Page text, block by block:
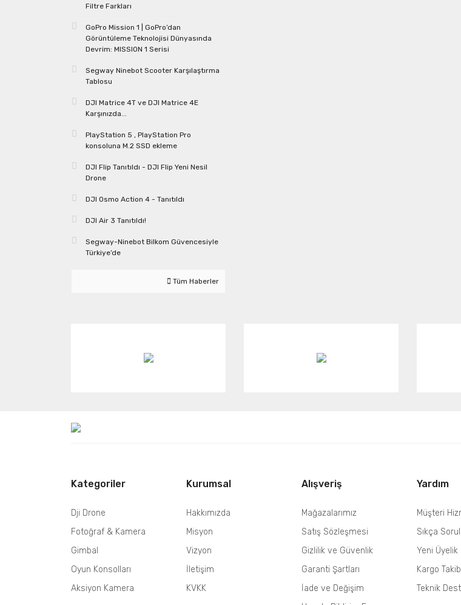
Filtre Farkları
GoPro Mission 1 | GoPro’dan
Görüntüleme Teknolojisi Dünyasında
Devrim: MISSION 1 Serisi
Segway Ninebot Scooter Karşılaştırma
Tablosu
DJI Matrice 4T ve DJI Matrice 4E
Karşınızda...
PlayStation 5 , PlayStation Pro
konsoluna M.2 SSD ekleme
DJI Flip Tanıtıldı - DJI Flip Yeni Nesil
Drone
DJI Osmo Action 4 - Tanıtıldı
DJI Air 3 Tanıtıldı!
Segway-Ninebot Bilkom Güvencesiyle
Türkiye’de
Tüm Haberler
Kategoriler
Dji Drone
Fotoğraf & Kamera
Gimbal
Oyun Konsolları
Aksiyon Kamera
Kurumsal
Hakkımızda
Misyon
Vizyon
İletişim
KVKK
Alışveriş
Mağazalarımız
Satış Sözleşmesi
Gizlilik ve Güvenlik
Garanti Şartları
İade ve Değişim
Yardım
Müşteri
Sıkça
Yeni Üyelik
Kargo
Teknik